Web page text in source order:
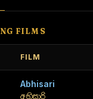
FILMS
FILM
Abhisari
අභිසාරි